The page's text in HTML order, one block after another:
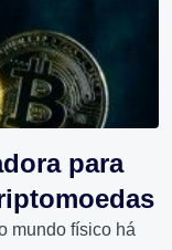
para
mundo físico há